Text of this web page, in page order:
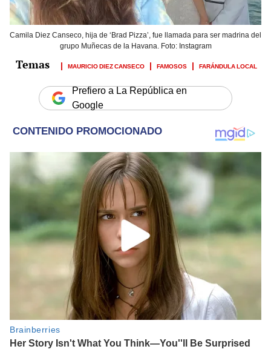
Camila Diez Canseco, hija de ‘Brad Pizza’, fue llamada para ser madrina del
grupo Muñecas de la Havana. Foto: Instagram
MAURICIO DIEZ CANSECO FAMOSOS FARÁNDULA LOCAL
Prefiero a La República en
Google